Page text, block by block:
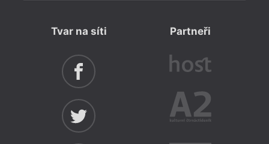
Tvar na síti Partneři